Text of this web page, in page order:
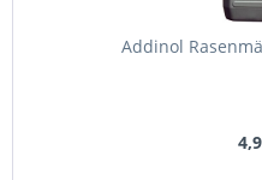
Addinol